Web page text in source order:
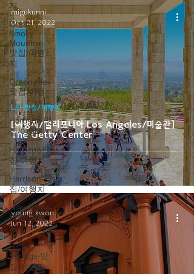
지
Great
Smoky
Mountain-
맛집/여행
지
Greenville-
맛집/여행
지
Harrison-맛
집/여행지
Harrison-맛
집/여행지
Harrison-맛
집/여행지
Hiawassee-
맛집/여행
지
High
Springs-맛
집/여행지
[여행지/캘리포니아 Los Angeles/미술관]
The Getty Center
LA-맛집/여행지
migukunni
Oct 21, 2022
young kwon
Jun 12, 2022